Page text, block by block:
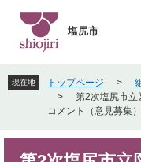
先
頭
。
を
飛
て
塩尻市
現在地 トップページ >
>
第2次塩尻市立
コメント（意見募集